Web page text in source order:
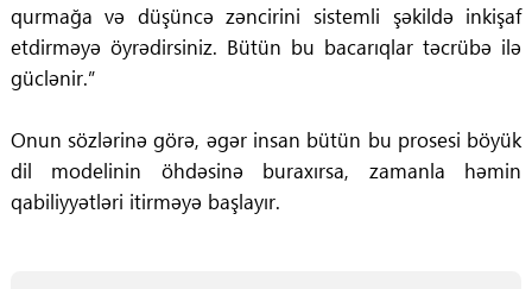
qurmağa və düşüncə zəncirini sistemli şəkildə inkişaf
etdirməyə öyrədirsiniz. Bütün bu bacarıqlar təcrübə ilə
güclənir.”
Onun sözlərinə görə, əgər insan bütün bu prosesi böyük
dil modelinin öhdəsinə buraxırsa, zamanla həmin
qabiliyyətləri itirməyə başlayır.